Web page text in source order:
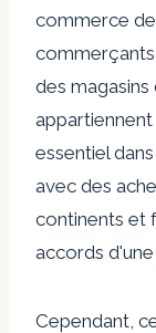
commerce
des
essentiel
avec des
continents et
accords
Cependant,